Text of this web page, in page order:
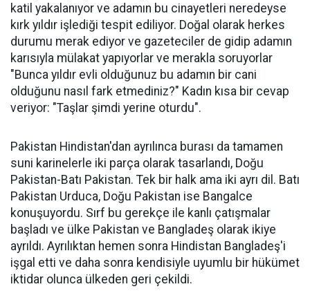
katil yakalanıyor ve adamın bu cinayetleri neredeyse
kırk yıldır işlediği tespit ediliyor. Doğal olarak herkes
durumu merak ediyor ve gazeteciler de gidip adamın
karısıyla mülakat yapıyorlar ve merakla soruyorlar
"Bunca yıldır evli olduğunuz bu adamın bir cani
olduğunu nasıl fark etmediniz?" Kadın kısa bir cevap
veriyor: "Taşlar şimdi yerine oturdu".
Pakistan Hindistan'dan ayrılınca burası da tamamen
suni karinelerle iki parça olarak tasarlandı, Doğu
Pakistan-Batı Pakistan. Tek bir halk ama iki ayrı dil. Batı
Pakistan Urduca, Doğu Pakistan ise Bangalce
konuşuyordu. Sırf bu gerekçe ile kanlı çatışmalar
başladı ve ülke Pakistan ve Bangladeş olarak ikiye
ayrıldı. Ayrılıktan hemen sonra Hindistan Bangladeş'i
işgal etti ve daha sonra kendisiyle uyumlu bir hükümet
iktidar olunca ülkeden geri çekildi.